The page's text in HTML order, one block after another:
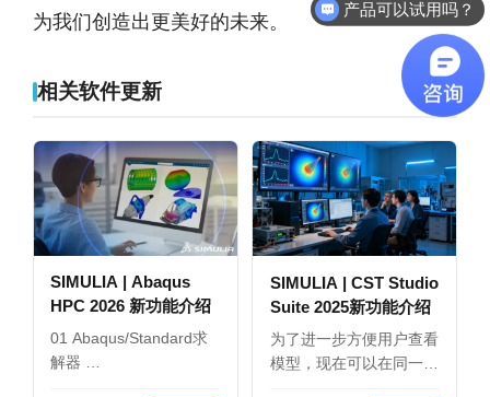
为我们创造出更美好的未来。
相关软件更新
SIMULIA | Abaqus
HPC 2026 新功能介绍
01 Abaqus/Standard求
解器 …
SIMULIA | CST Studio
Suite 2025新功能介绍
为了进一步方便用户查看
模型，现在可以在同一
产品可以试用吗？